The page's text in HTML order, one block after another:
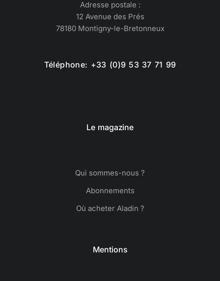
Adresse postale :
12 Avenue des Prés
78180 Montigny-le-Bretonneux
Téléphone: +33 (0)9 53 37 71 99
Le magazine
Qui sommes-nous ?
Abonnements
Où acheter Aladin ?
Mentions